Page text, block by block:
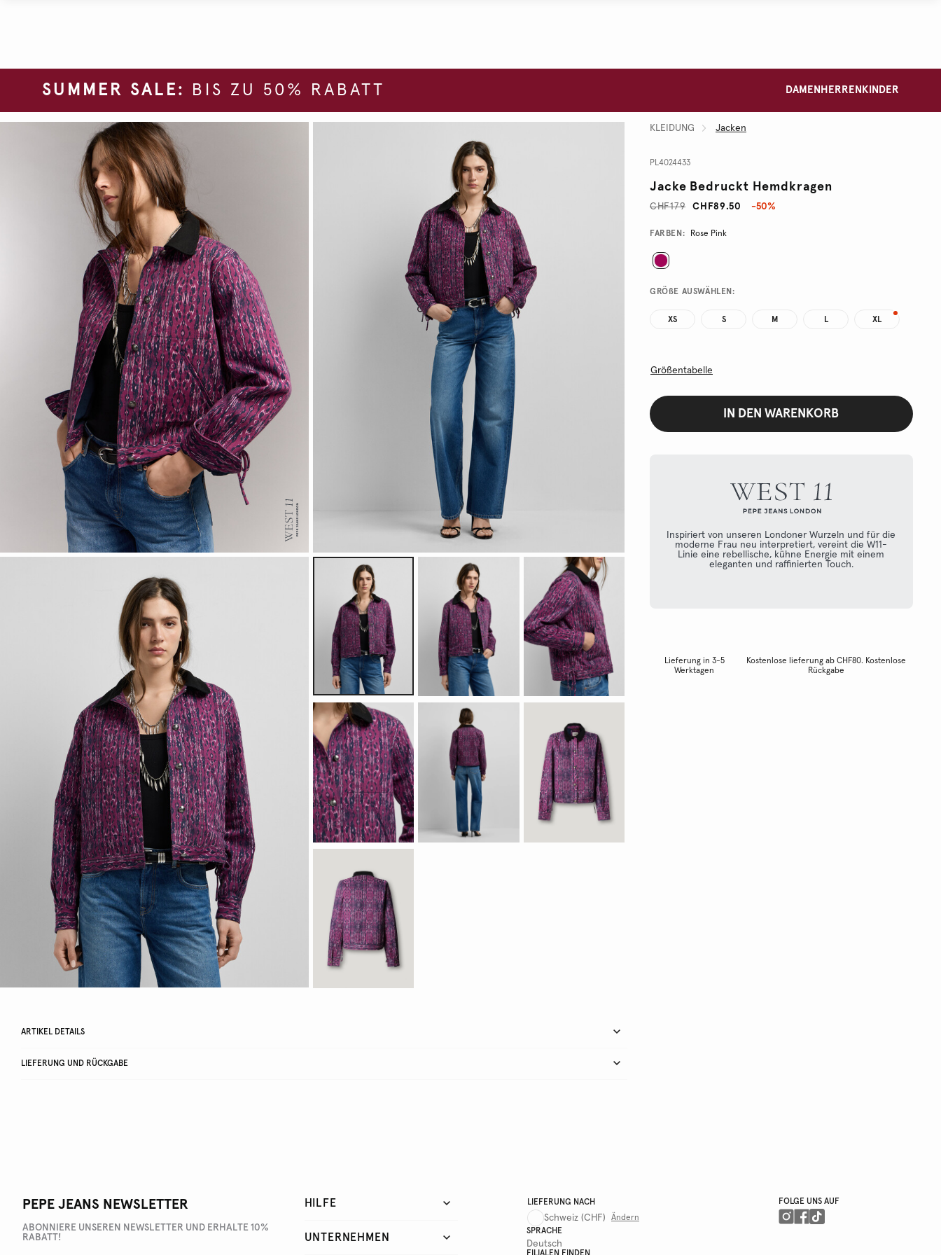
SUMMER SALE: BIS ZU 50% RABATT DAMEN HERREN KINDER
KLEIDUNG Jacken
PL4024433
Jacke Bedruckt Hemdkragen
CHF89.50
CHF179 -50%
Promotions
Variations
FARBEN: Rose Pink
GRÖßE AUSWÄHLEN:
XS S M L XL
Größentabelle
IN DEN WARENKORB
Inspiriert von unseren Londoner Wurzeln und für die
moderne Frau neu interpretiert, vereint die W11-
Linie eine rebellische, kühne Energie mit einem
eleganten und raffinierten Touch.
Lieferung in 3-5
Werktagen
Kostenlose lieferung ab CHF80. Kostenlose
Rückgabe
ARTIKEL DETAILS
LIEFERUNG UND RÜCKGABE
PEPE JEANS NEWSLETTER
ABONNIERE UNSEREN NEWSLETTER UND ERHALTE 10%
RABATT!
HILFE
UNTERNEHMEN
LIEFERUNG NACH
Schweiz (CHF)
Ändern
SPRACHE
Deutsch
FOLGE UNS AUF